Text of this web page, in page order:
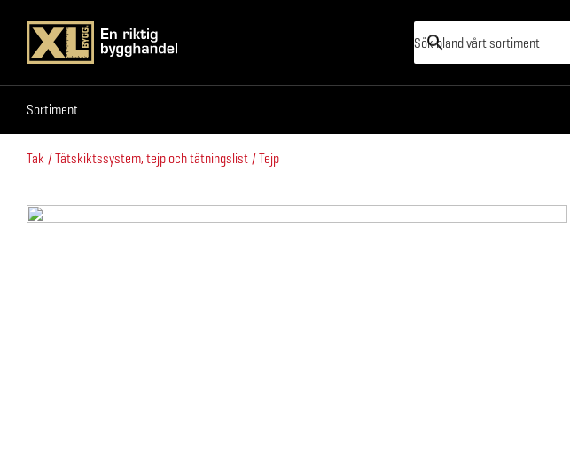
Sortiment
Sortiment
Tak Tätskiktssystem, tejp och tätningslist Tejp